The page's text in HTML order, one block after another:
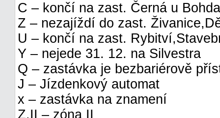
C – končí na zast. Černá u
Z – nezajíždí do zast.
U – končí na zast.
Y – nejede 31. 12. na Silvestra
Q – zastávka je bezbariérově
J – Jízdenkový automat
x – zastávka na znamení
Z.II – zóna II